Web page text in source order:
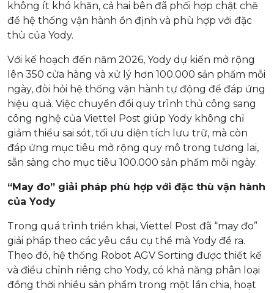
không ít khó khăn, cả hai bên đã phối hợp chặt chẽ
để hệ thống vận hành ổn định và phù hợp với đặc
thù của Yody.
Với kế hoạch đến năm 2026, Yody dự kiến mở rộng
lên 350 cửa hàng và xử lý hơn 100.000 sản phẩm mỗi
ngày, đòi hỏi hệ thống vận hành tự động để đáp ứng
hiệu quả. Việc chuyển đổi quy trình thủ công sang
công nghệ của Viettel Post giúp Yody không chỉ
giảm thiểu sai sót, tối ưu diện tích lưu trữ, mà còn
đáp ứng mục tiêu mở rộng quy mô trong tương lai,
sẵn sàng cho mục tiêu 100.000 sản phẩm mỗi ngày.
“May đo” giải pháp phù hợp với đặc thù vận hành
của Yody
Trong quá trình triển khai, Viettel Post đã “may đo”
giải pháp theo các yêu cầu cụ thể mà Yody đề ra.
Theo đó, hệ thống Robot AGV Sorting được thiết kế
và điều chỉnh riêng cho Yody, có khả năng phân loại
đồng thời nhiều sản phẩm trong một lần chia, hoạt